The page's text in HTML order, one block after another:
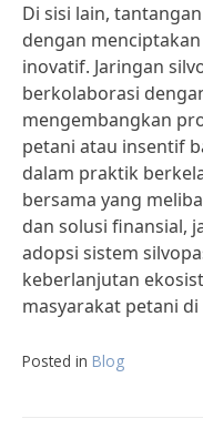
Di sisi lain,
dengan
inovatif. Jaringan
berkolaborasi
mengembangkan
petani atau insentif
dalam praktik
bersama yang
dan solusi finansial,
adopsi sistem
keberlanjutan
masyarakat petani
Posted in Blog